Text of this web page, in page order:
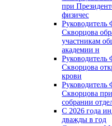
при
физичес
Скворцова
участникам
академии н
Скворцова
крови
Скворцова
собрании
С 2026 года
дважды в год